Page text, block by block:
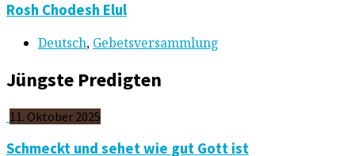
Rosh Chodesh Elul
Deutsch, Gebetsversammlung
Jüngste Predigten
11. Oktober 2025
Schmeckt und sehet wie gut Gott ist